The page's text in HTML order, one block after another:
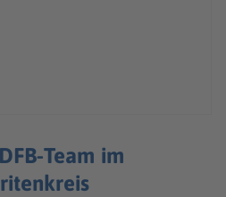
Team im